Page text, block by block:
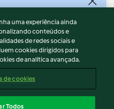
uma experiência ainda
conteúdos e
de redes sociais e
cookies dirigidos para
de analítica avançada.
de cookies
Todos